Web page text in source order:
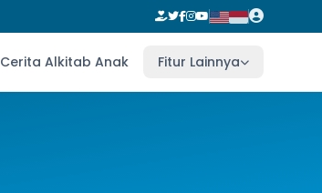
Cerita Alkitab Anak Fitur Lainnya